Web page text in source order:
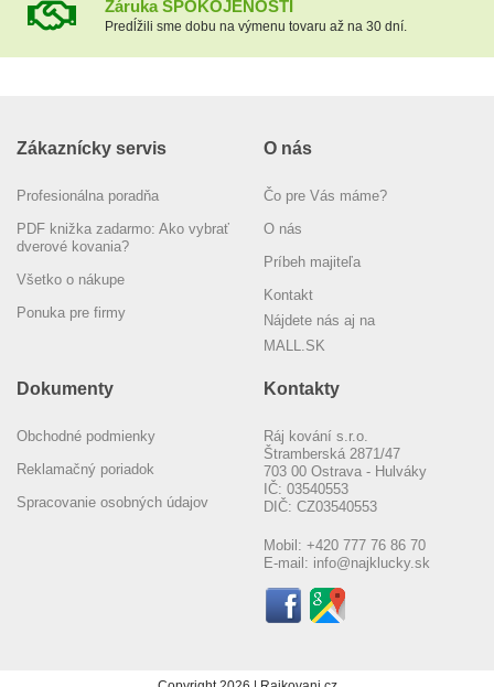
Záruka SPOKOJENOSTI
Predĺžili sme dobu na výmenu tovaru až na 30 dní.
Zákaznícky servis
Profesionálna poradňa
PDF knižka zadarmo: Ako vybrať
dverové kovania?
Všetko o nákupe
Ponuka pre firmy
O nás
Čo pre Vás máme?
O nás
Príbeh majiteľa
Kontakt
Nájdete nás aj na
MALL.SK
Dokumenty
Obchodné podmienky
Reklamačný poriadok
Spracovanie osobných údajov
Kontakty
Ráj kování s.r.o.
Štramberská 2871/47
703 00 Ostrava - Hulváky
IČ: 03540553
DIČ: CZ03540553
Mobil: +420 777 76 86 70
E-mail: info@najklucky.sk